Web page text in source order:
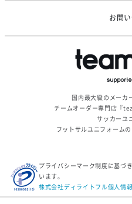
お問
国内最大級のメーカ
チームオーダー専門店『
サッカーユ
フットサルユニフォーム
プライバシーマーク制度に基づ
います。
株式会社ディライトフル個人情